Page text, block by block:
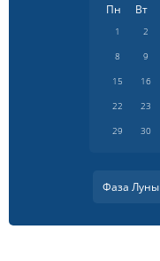
Пн Вт
1 2
8
9
15
16
22
23
29
30
Фаза Луны